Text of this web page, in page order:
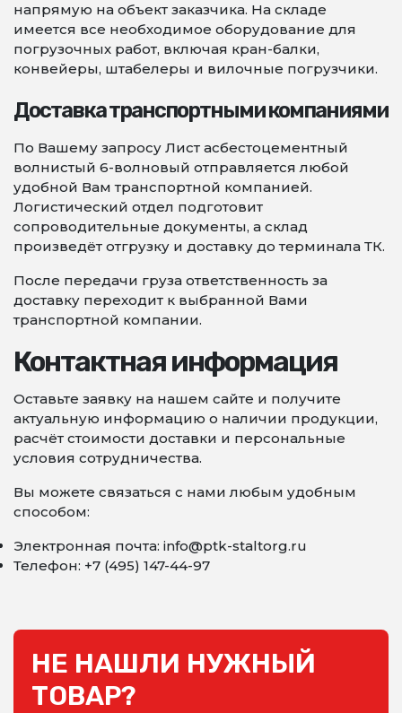
напрямую на объект заказчика. На складе
имеется все необходимое оборудование для
погрузочных работ, включая кран-балки,
конвейеры, штабелеры и вилочные погрузчики.
Доставка транспортными компаниями
По Вашему запросу Лист асбестоцементный
волнистый 6-волновый отправляется любой
удобной Вам транспортной компанией.
Логистический отдел подготовит
сопроводительные документы, а склад
произведёт отгрузку и доставку до терминала ТК.
После передачи груза ответственность за
доставку переходит к выбранной Вами
транспортной компании.
Контактная информация
Оставьте заявку на нашем сайте и получите
актуальную информацию о наличии продукции,
расчёт стоимости доставки и персональные
условия сотрудничества.
Вы можете связаться с нами любым удобным
способом:
Электронная почта: info@ptk-staltorg.ru
Телефон: +7 (495) 147-44-97
НЕ НАШЛИ НУЖНЫЙ
ТОВАР?